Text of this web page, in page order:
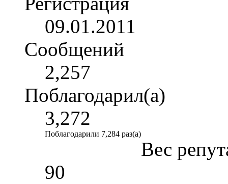
09.01.2011
Сообщений
2,257
Поблагодарил(а)
3,272
Поблагодарили 7,284 раз(а)
Вес
90